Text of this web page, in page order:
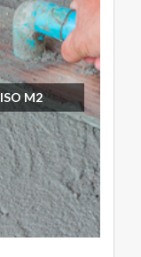
M2